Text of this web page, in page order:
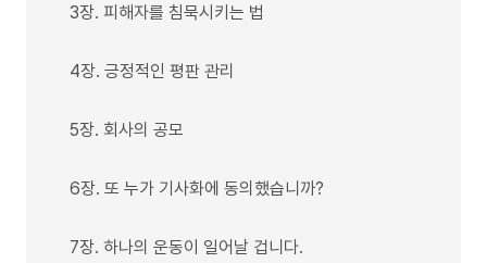
3장. 피해자를 침묵시키는 법
4장. 긍정적인 평판 관리
5장. 회사의 공모
6장. 또 누가 기사화에 동의했습니까?
7장. 하나의 운동이 일어날 겁니다.